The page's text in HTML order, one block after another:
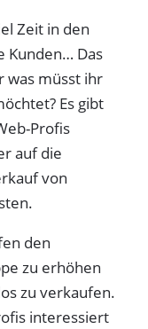
Zeit in den
Kunden… Das
was müsst ihr
Es gibt
Profis
auf die
von
den
zu erhöhen
zu verkaufen.
interessiert